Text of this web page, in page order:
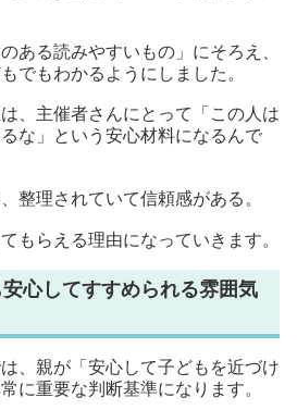
ある読みやすいもの」にそろえ、
でもわかるようにしました。
、主催者さんにとって「この人は
な」という安心材料になるんで
整理されていて信頼感がある。
もらえる理由になっていきます。
心してすすめられる雰囲気
、親が「安心して子どもを近づけ
に重要な判断基準になります。